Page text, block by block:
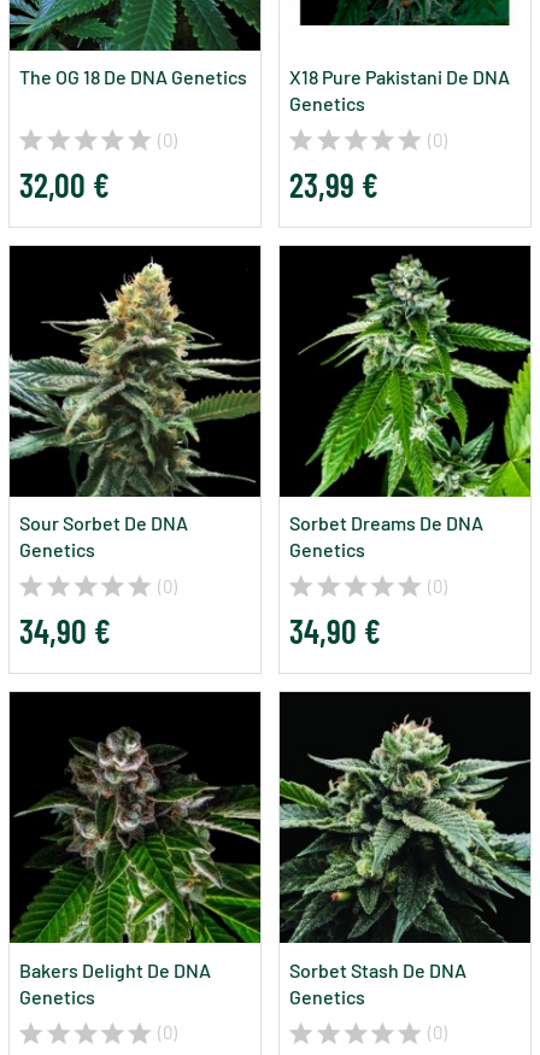
The OG 18 De DNA Genetics
(0)
32,00 €
X18 Pure Pakistani De DNA
Genetics
(0)
23,99 €
Sour Sorbet De DNA
Genetics
(0)
34,90 €
Sorbet Dreams De DNA
Genetics
(0)
34,90 €
Bakers Delight De DNA
Genetics
(0)
Sorbet Stash De DNA
Genetics
(0)